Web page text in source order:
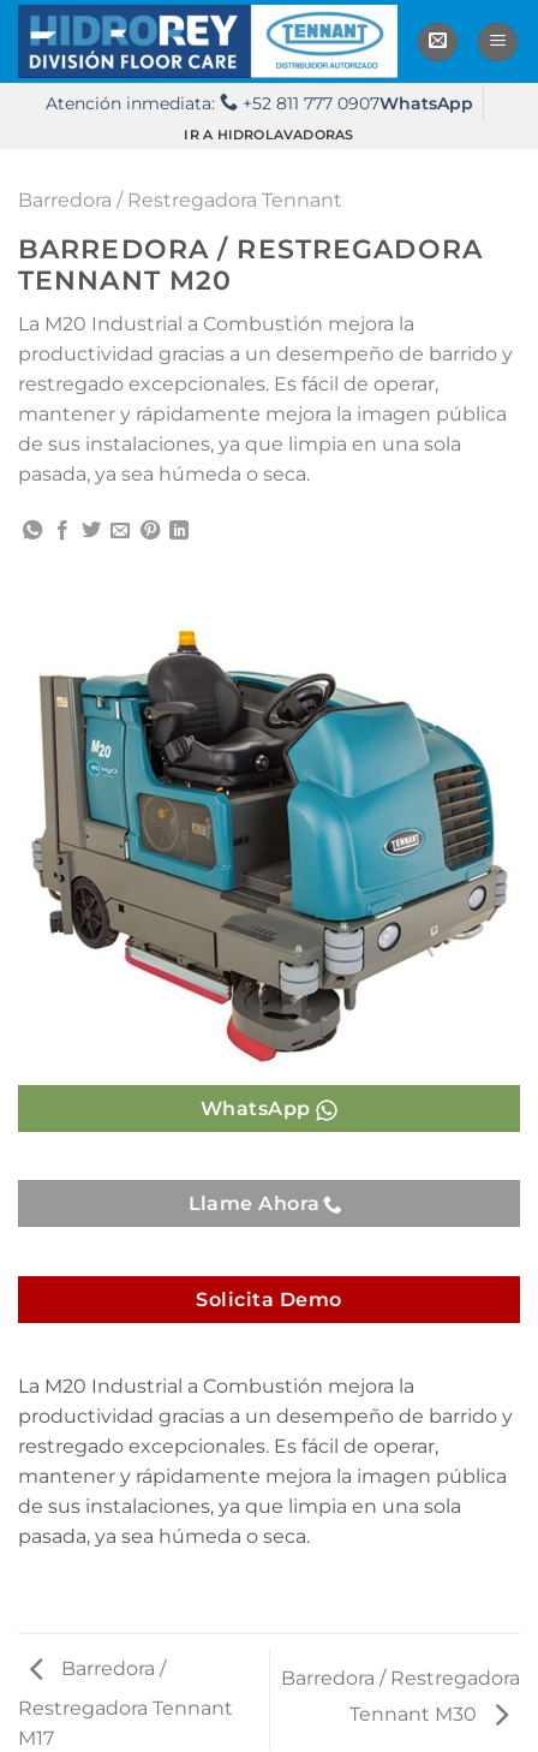
Saltar
contenido
Atención inmediata: +52 811 777 0907WhatsApp
IR A HIDROLAVADORAS
Barredora / Restregadora Tennant
BARREDORA / RESTREGADORA
TENNANT M20
La M20 Industrial a Combustión mejora la
productividad gracias a un desempeño de barrido y
restregado excepcionales. Es fácil de operar,
mantener y rápidamente mejora la imagen pública
de sus instalaciones, ya que limpia en una sola
pasada, ya sea húmeda o seca.
WhatsApp
Llame Ahora
Solicita Demo
La M20 Industrial a Combustión mejora la
productividad gracias a un desempeño de barrido y
restregado excepcionales. Es fácil de operar,
mantener y rápidamente mejora la imagen pública
de sus instalaciones, ya que limpia en una sola
pasada, ya sea húmeda o seca.
Barredora /
Restregadora Tennant
M17
Barredora / Restregadora
Tennant M30